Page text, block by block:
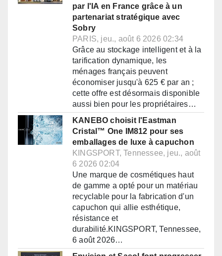
par l'IA en France grâce à un
partenariat stratégique avec
Sobry
PARIS, jeu., août 6 2026 02:34
Grâce au stockage intelligent et à la
tarification dynamique, les
ménages français peuvent
économiser jusqu'à 625 € par an ;
cette offre est désormais disponible
aussi bien pour les propriétaires…
KANEBO choisit l'Eastman
Cristal™ One IM812 pour ses
emballages de luxe à capuchon
KINGSPORT, Tennessee, jeu., août
6 2026 02:04
Une marque de cosmétiques haut
de gamme a opté pour un matériau
recyclable pour la fabrication d'un
capuchon qui allie esthétique,
résistance et
durabilité.KINGSPORT, Tennessee,
6 août 2026…